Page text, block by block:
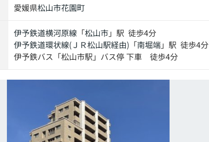
愛媛県松山市花園町
伊予鉄道横河原線 「松山市」駅 徒歩4分
伊予鉄道環状線(ＪＲ松山駅経由) 「南堀端」駅 徒歩4分
伊予鉄バス「松山市駅」バス停 下車 徒歩4分